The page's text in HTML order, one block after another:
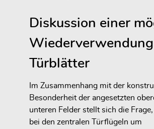
Diskussion einer
Türblätter
Im Zusammenhang mit der
Besonderheit der angesetzten
unteren Felder stellt sich die
bei den zentralen Türflügeln um